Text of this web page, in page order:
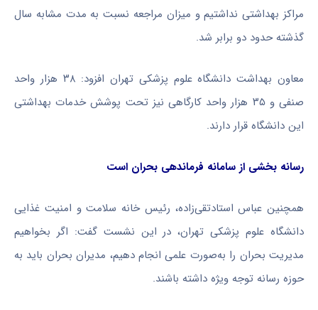
مراکز بهداشتی نداشتیم و میزان مراجعه نسبت به مدت مشابه سال
گذشته حدود دو برابر شد.
معاون بهداشت دانشگاه علوم پزشکی تهران افزود: ۳۸ هزار واحد
صنفی و ۳۵ هزار واحد کارگاهی نیز تحت پوشش خدمات بهداشتی
این دانشگاه قرار دارند.
رسانه بخشی از سامانه فرماندهی بحران است
همچنین عباس استادتقی‌زاده، رئیس خانه سلامت و امنیت غذایی
دانشگاه علوم پزشکی تهران، در این نشست گفت: اگر بخواهیم
مدیریت بحران را به‌صورت علمی انجام دهیم، مدیران بحران باید به
حوزه رسانه توجه ویژه داشته باشند.